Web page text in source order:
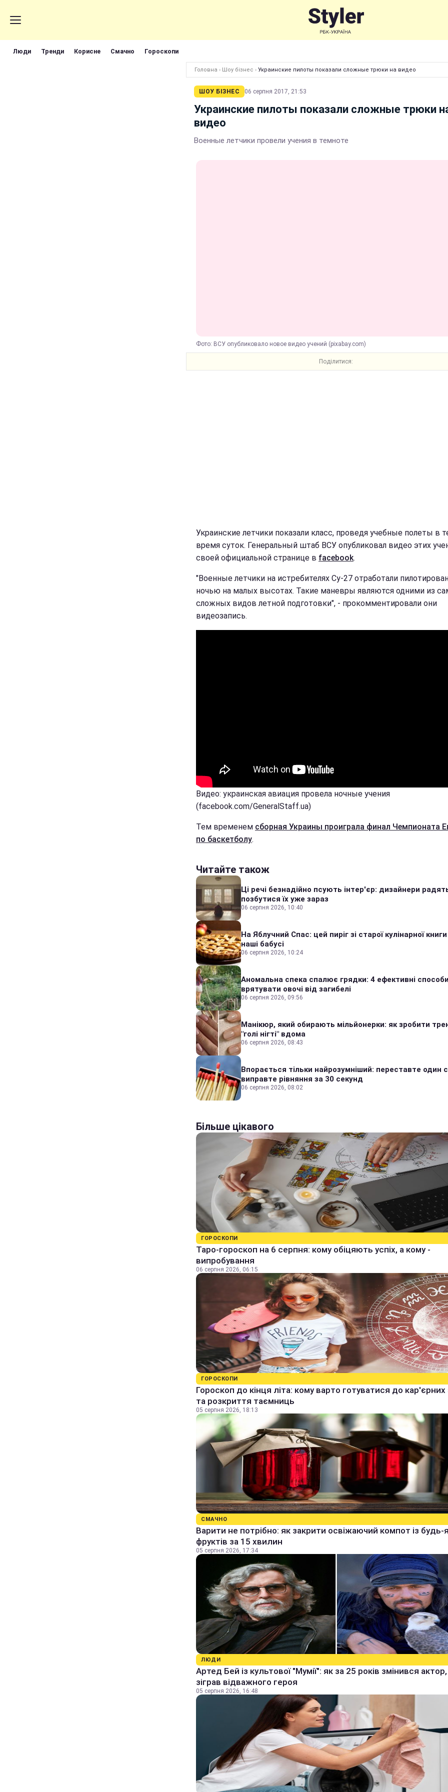
Люди Тренди Корисне Смачно Гороскопи
Головна › Шоу бізнес › Украинские пилоты показали сложные трюки на видео
ШОУ БІЗНЕС 06 серпня 2017, 21:53
Украинские пилоты показали сложные трюки
видео
Военные летчики провели учения в темноте
Фото: ВСУ опубликовало новое видео учений (pixabay.com)
Поділитися:
Украинские летчики показали класс, проведя учебные полеты в
время суток. Генеральный штаб ВСУ опубликовал видео этих
своей официальной странице в facebook.
"Военные летчики на истребителях Су-27 отработали
ночью на малых высотах. Такие маневры являются одними из
сложных видов летной подготовки", - прокомментировали они
видеозапись.
Видео: украинская авиация провела ночные учения
(facebook.com/GeneralStaff.ua)
Тем временем сборная Украины проиграла финал Чемпионата
по баскетболу.
Читайте також
Ці речі безнадійно псують інтер'єр: дизайнери
позбутися їх уже зараз
06 серпня 2026, 10:40
На Яблучний Спас: цей пиріг зі старої кулінарної
наші бабусі
06 серпня 2026, 10:24
Аномальна спека спалює грядки: 4 ефективні способи
врятувати овочі від загибелі
06 серпня 2026, 09:56
Манікюр, який обирають мільйонерки: як зробити
"голі нігті" вдома
06 серпня 2026, 08:43
Впорається тільки найрозумніший: переставте один
виправте рівняння за 30 секунд
06 серпня 2026, 08:02
Більше цікавого
ГОРОСКОПИ
Таро-гороскоп на 6 серпня: кому обіцяють успіх, а кому -
випробування
06 серпня 2026, 06:15
ГОРОСКОПИ
Гороскоп до кінця літа: кому варто готуватися до кар'єрних
та розкриття таємниць
05 серпня 2026, 18:13
СМАЧНО
Варити не потрібно: як закрити освіжаючий компот із будь-
фруктів за 15 хвилин
05 серпня 2026, 17:34
ЛЮДИ
Артед Бей із культової "Мумії": як за 25 років змінився
зіграв відважного героя
05 серпня 2026, 16:48